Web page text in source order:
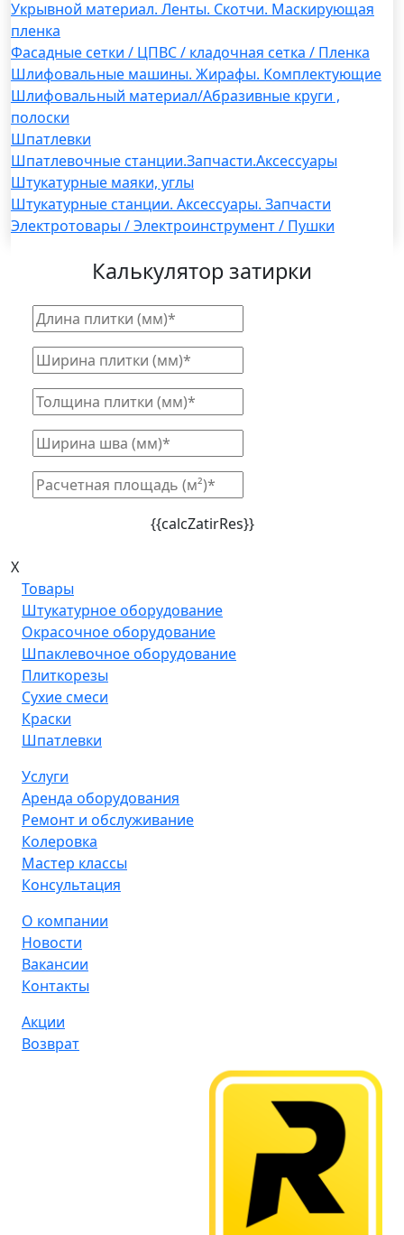
Укрывной материал. Ленты. Скотчи. Маскирующая
пленка
Фасадные сетки / ЦПВС / кладочная сетка / Пленка
Шлифовальные машины. Жирафы. Комплектующие
Шлифовальный материал/Абразивные круги ,
полоски
Шпатлевки
Шпатлевочные станции.Запчасти.Аксессуары
Штукатурные маяки, углы
Штукатурные станции. Аксессуары. Запчасти
Электротовары / Электроинструмент / Пушки
Калькулятор затирки
{{calcZatirRes}}
X
Товары
Штукатурное оборудование
Окрасочное оборудование
Шпаклевочное оборудование
Плиткорезы
Сухие смеси
Краски
Шпатлевки
Услуги
Аренда оборудования
Ремонт и обслуживание
Колеровка
Мастер классы
Консультация
О компании
Новости
Вакансии
Контакты
Акции
Возврат